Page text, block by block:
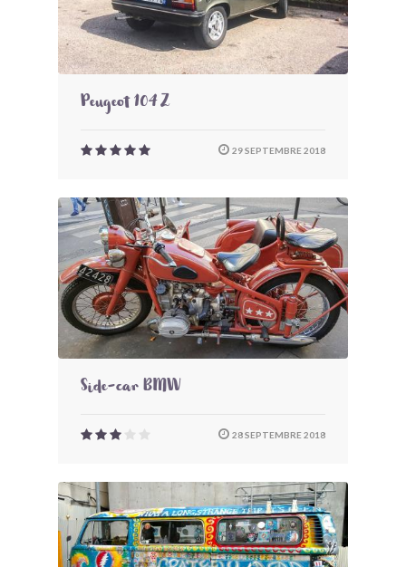
Peugeot 104 Z
29 SEPTEMBRE 2018
Side-car BMW
28 SEPTEMBRE 2018